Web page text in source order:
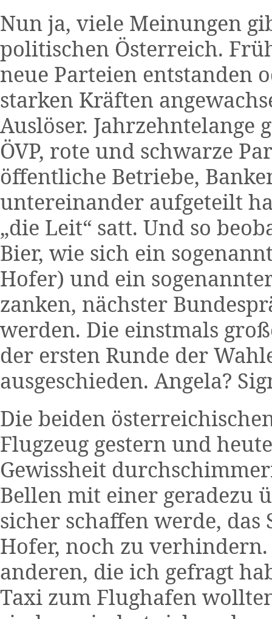
Nun ja, viele Meinungen
politischen Österreich.
neue Parteien entstanden
starken Kräften
Auslöser. Jahrzehntelange
ÖVP, rote und schwarze
öffentliche Betriebe,
untereinander aufgeteilt
„die Leit“ satt. Und so
Bier, wie sich ein
Hofer) und ein
zanken, nächster
werden. Die einstmals
der ersten Runde der
ausgeschieden. Angela?
Die beiden
Flugzeug gestern und
Gewissheit
Bellen mit einer geradezu
sicher schaffen werde, das
Hofer, noch zu
anderen, die ich gefragt
Taxi zum Flughafen